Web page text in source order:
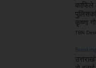
काफिले
कृष्णा
TBN